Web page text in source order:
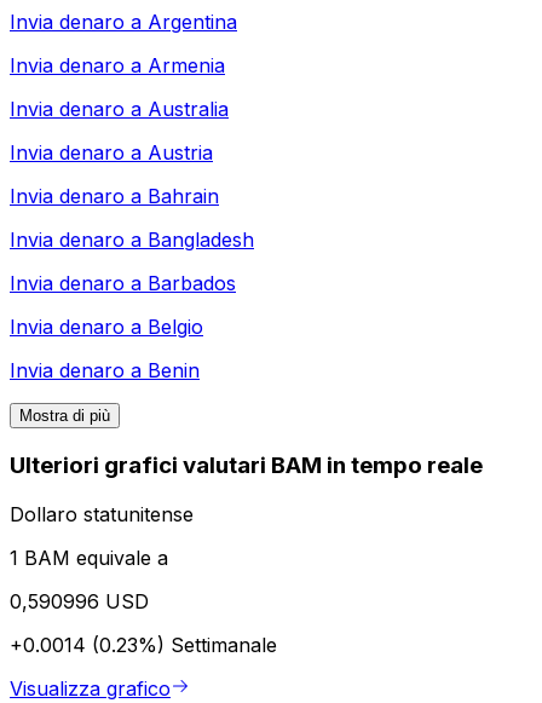
Invia denaro a Argentina
Invia denaro a Armenia
Invia denaro a Australia
Invia denaro a Austria
Invia denaro a Bahrain
Invia denaro a Bangladesh
Invia denaro a Barbados
Invia denaro a Belgio
Invia denaro a Benin
Mostra di più
Ulteriori grafici valutari BAM in tempo reale
Dollaro statunitense
1 BAM equivale a
0,590996 USD
+0.0014 (0.23%) Settimanale
Visualizza grafico